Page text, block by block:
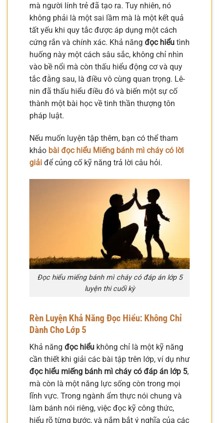
mà người lính trẻ đã tạo ra. Tuy nhiên, nó
không phải là một sai lầm mà là một kết quả
tất yếu khi quy tắc được áp dụng một cách
cứng rắn và chính xác. Khả năng đọc hiểu tình
huống này một cách sâu sắc, không chỉ nhìn
vào bề nổi mà còn thấu hiểu động cơ và quy
tắc đằng sau, là điều vô cùng quan trọng. Lê-
nin đã thấu hiểu điều đó và biến một sự cố
thành một bài học về tinh thần thượng tôn
pháp luật.
Nếu muốn luyện tập thêm, bạn có thể tham
khảo bài đọc hiểu Miếng bánh mì cháy có lời
giải để củng cố kỹ năng trả lời câu hỏi.
Đọc hiểu miếng bánh mì cháy có đáp án lớp 5
luyện thi cuối kỳ
Rèn Luyện Khả Năng Đọc Hiểu: Không Chỉ
Dành Cho Lớp 5
Khả năng đọc hiểu không chỉ là một kỹ năng
cần thiết khi giải các bài tập trên lớp, ví dụ như
đọc hiểu miếng bánh mì cháy có đáp án lớp 5,
mà còn là một năng lực sống còn trong mọi
lĩnh vực. Trong ngành ẩm thực nói chung và
làm bánh nói riêng, việc đọc kỹ công thức,
hiểu rõ từng bước, và nắm bắt ý nghĩa của các